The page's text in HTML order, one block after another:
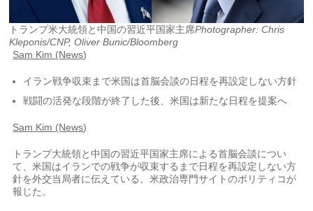
トランプ米大統領と中国の習近平国家主席Photographer: Chris
Kleponis/CNP, Oliver Bunic/Bloomberg
Sam Kim (News)
イラン戦争収束まで米国は首脳会談の日程を再設定しない方針
戦闘の活発な段階が終了した後、米国は新たな日程を提案へ
Sam Kim (News)
トランプ大統領と中国の習近平国家主席による首脳会談につい
て、米国はイランでの戦争が収束するまで日程を再設定しない方
針を外交当局者に伝えている。米政治専門サイトのポリティコが
報じた。